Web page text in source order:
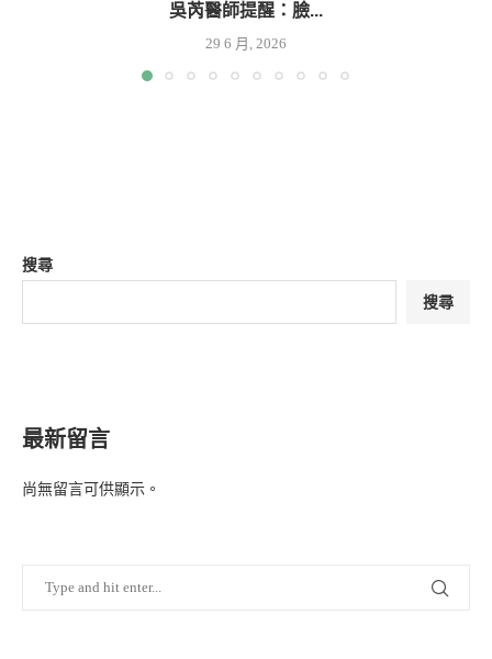
吳芮醫師提醒：臉...
29 6 月, 2026
搜尋
搜尋
最新留言
尚無留言可供顯示。